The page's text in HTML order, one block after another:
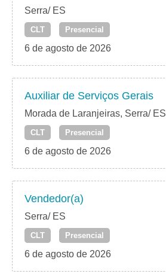
Serra/ ES
CLT Presencial
6 de agosto de 2026
Auxiliar de Serviços Gerais
Morada de Laranjeiras, Serra/ ES
CLT Presencial
6 de agosto de 2026
Vendedor(a)
Serra/ ES
CLT Presencial
6 de agosto de 2026